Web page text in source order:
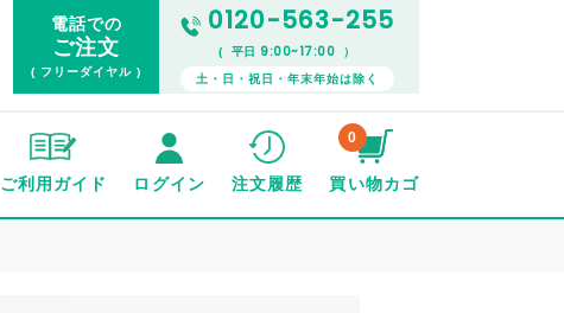
電話での
ご注文
( フリーダイヤル )
0120-563-255
( 平日9:00~17:00 ）
土・日・祝日・年末年始は除く
ご利用ガイド ログイン 注文履歴
0
買い物カゴ